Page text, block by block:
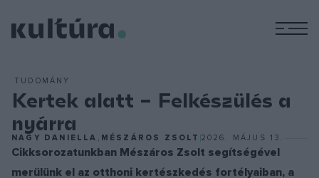
TUDOMÁNY
Kertek alatt – Felkészülés a
nyárra
NAGY DANIELLA , MÉSZÁROS ZSOLT 2026. MÁJUS 13.
Cikksorozatunkban Mészáros Zsolt segítségével
merülünk el az otthoni kertészkedés fortélyaiban, a